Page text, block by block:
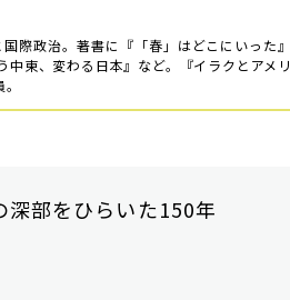
際政治。著書に『「春」はどこにいった』
東、変わる日本』など。『イラクとアメリ
深部をひらいた150年